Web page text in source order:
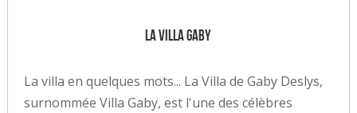
La Villa Gaby
La villa en quelques mots... La Villa de Gaby Deslys,
surnommée Villa Gaby, est l'une des célèbres